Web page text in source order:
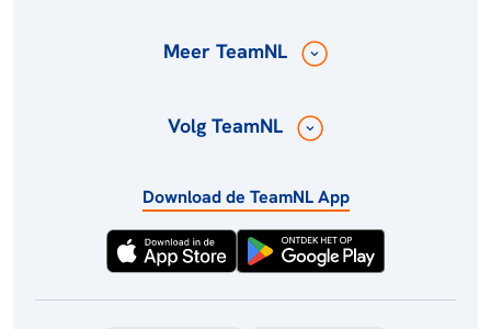
Meer TeamNL
Volg TeamNL
Download de TeamNL App